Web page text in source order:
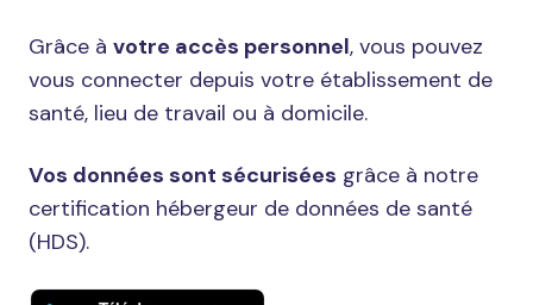
Grâce à votre accès personnel, vous pouvez
vous connecter depuis votre établissement de
santé, lieu de travail ou à domicile.
Vos données sont sécurisées grâce à notre
certification hébergeur de données de santé
(HDS).